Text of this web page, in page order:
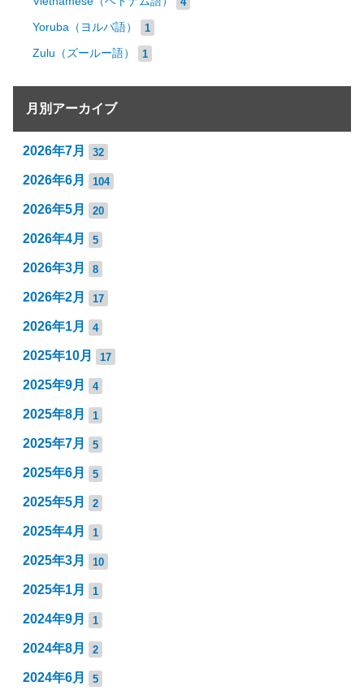
Yoruba（ヨルバ語） 1
Zulu（ズールー語） 1
月別アーカイブ
2026年7月 32
2026年6月 104
2026年5月 20
2026年4月 5
2026年3月 8
2026年2月 17
2026年1月 4
2025年10月 17
2025年9月 4
2025年8月 1
2025年7月 5
2025年6月 5
2025年5月 2
2025年4月 1
2025年3月 10
2025年1月 1
2024年9月 1
2024年8月 2
2024年6月 5